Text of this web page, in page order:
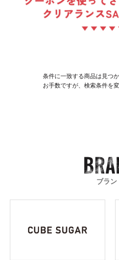
条件に一致する商品は見つ
お手数ですが、検索条件を
ブラン